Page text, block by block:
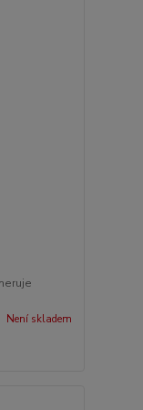
Není skladem